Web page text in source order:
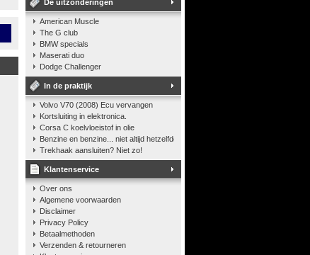
De uitzonderingen
American Muscle
The G club
BMW specials
Maserati duo
Dodge Challenger
In de praktijk
Volvo V70 (2008) Ecu vervangen
Kortsluiting in elektronica.
Corsa C koelvloeistof in olie
Benzine en benzine... niet altijd hetzelfde
Trekhaak aansluiten? Niet zo!
Klantenservice
Over ons
Algemene voorwaarden
Disclaimer
Privacy Policy
Betaalmethoden
Verzenden & retourneren